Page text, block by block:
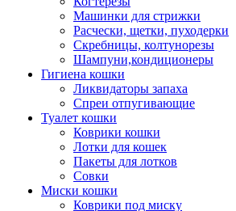
Машинки для стрижки
Расчески, щетки, пуходерки
Скребницы, колтунорезы
Шампуни,кондиционеры
Гигиена кошки
Ликвидаторы запаха
Спреи отпугивающие
Туалет кошки
Коврики кошки
Лотки для кошек
Пакеты для лотков
Совки
Миски кошки
Коврики под миску